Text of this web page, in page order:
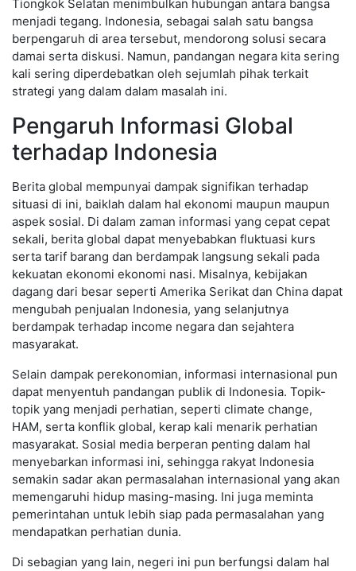
Tiongkok Selatan menimbulkan hubungan antara bangsa
menjadi tegang. Indonesia, sebagai salah satu bangsa
berpengaruh di area tersebut, mendorong solusi secara
damai serta diskusi. Namun, pandangan negara kita sering
kali sering diperdebatkan oleh sejumlah pihak terkait
strategi yang dalam dalam masalah ini.
Pengaruh Informasi Global
terhadap Indonesia
Berita global mempunyai dampak signifikan terhadap
situasi di ini, baiklah dalam hal ekonomi maupun maupun
aspek sosial. Di dalam zaman informasi yang cepat cepat
sekali, berita global dapat menyebabkan fluktuasi kurs
serta tarif barang dan berdampak langsung sekali pada
kekuatan ekonomi ekonomi nasi. Misalnya, kebijakan
dagang dari besar seperti Amerika Serikat dan China dapat
mengubah penjualan Indonesia, yang selanjutnya
berdampak terhadap income negara dan sejahtera
masyarakat.
Selain dampak perekonomian, informasi internasional pun
dapat menyentuh pandangan publik di Indonesia. Topik-
topik yang menjadi perhatian, seperti climate change,
HAM, serta konflik global, kerap kali menarik perhatian
masyarakat. Sosial media berperan penting dalam hal
menyebarkan informasi ini, sehingga rakyat Indonesia
semakin sadar akan permasalahan internasional yang akan
memengaruhi hidup masing-masing. Ini juga meminta
pemerintahan untuk lebih siap pada permasalahan yang
mendapatkan perhatian dunia.
Di sebagian yang lain, negeri ini pun berfungsi dalam hal